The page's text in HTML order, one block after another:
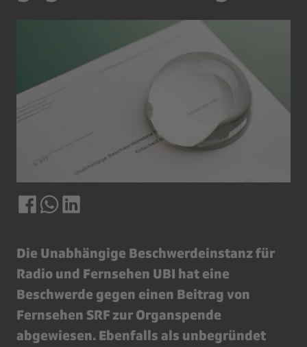
Die Unabhängige Beschwerdeinstanz für
Radio und Fernsehen UBI hat eine
Beschwerde gegen einen Beitrag von
Fernsehen SRF zur Organspende
abgewiesen. Ebenfalls als unbegründet